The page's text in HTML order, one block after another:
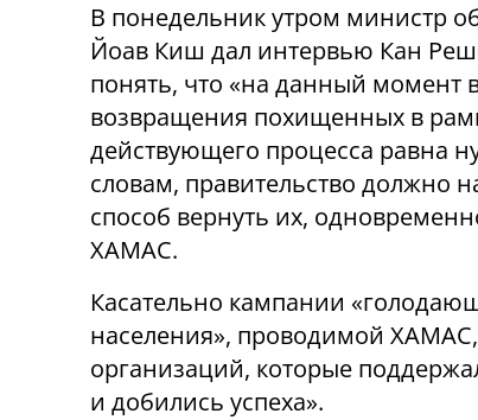
В понедельник утром министр
Йоав Киш дал интервью Кан
понять, что «на данный момент
возвращения похищенных в
действующего процесса равна
словам, правительство должно
способ вернуть их,
ХАМАС.
Касательно кампании
населения», проводимой
организаций, которые
и добились успеха».